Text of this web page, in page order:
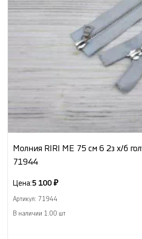
Молния RIRI МЕ 75 см 6 2з х/б
71944
Цена:5 100 ₽
Артикул: 71944
В наличии 1.00 шт